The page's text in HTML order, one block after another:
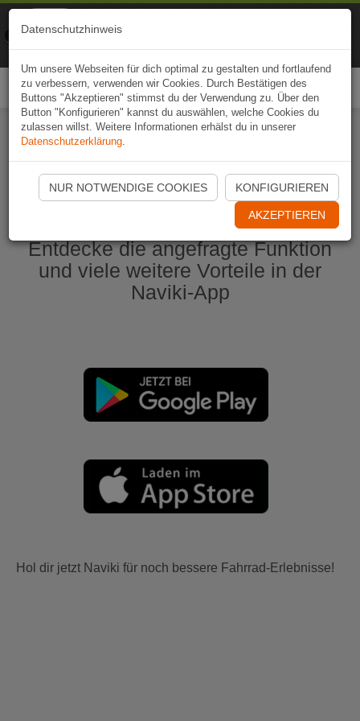
Naviki App jetzt öffnen
Entdecke die angefragte Funktion
und viele weitere Vorteile in der
Naviki-App
Hol dir jetzt Naviki für noch bessere Fahrrad-Erlebnisse!
Datenschutzhinweis
Um unsere Webseiten für dich optimal zu gestalten und fortlaufend
zu verbessern, verwenden wir Cookies. Durch Bestätigen des
Buttons "Akzeptieren" stimmst du der Verwendung zu. Über den
Button "Konfigurieren" kannst du auswählen, welche Cookies du
zulassen willst. Weitere Informationen erhälst du in unserer
Datenschutzerklärung.
NUR NOTWENDIGE COOKIES KONFIGURIEREN
AKZEPTIEREN
Naviki